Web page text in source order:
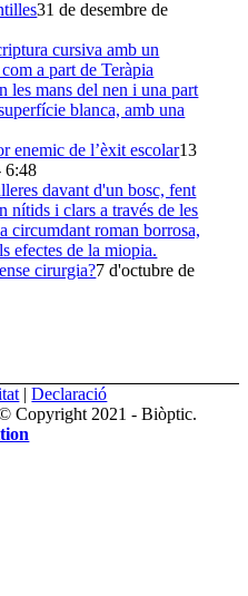
31 de desembre de
enemic de l’èxit escolar13
6:48
cirurgia?7 d'octubre de
|Declaració
Copyright 2021 - Biòptic.